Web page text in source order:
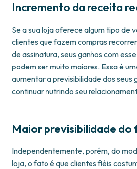
Incremento da receita
Se a sua loja oferece algum tipo de
clientes que fazem compras
de assinatura, seus ganhos com
podem ser muito maiores. Essa é
aumentar a previsibilidade dos seus
continuar nutrindo seu
Maior previsibilidade do
Independentemente, porém, do
loja, o fato é que clientes fiéis